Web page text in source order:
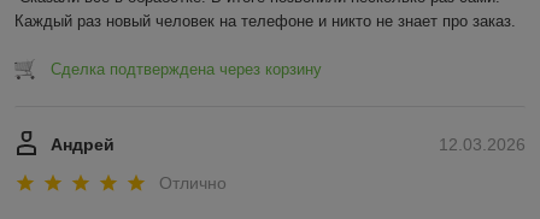
Каждый раз новый человек на телефоне и никто не знает про заказ.
Сделка подтверждена через корзину
12.03.2026
Андрей
Отлично